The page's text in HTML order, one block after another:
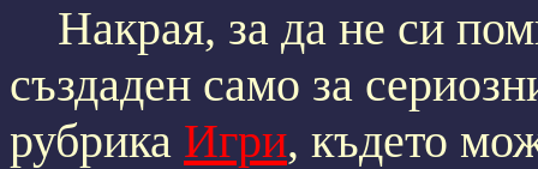
Накрая, за да не си
създаден само за
рубрика Игри, където